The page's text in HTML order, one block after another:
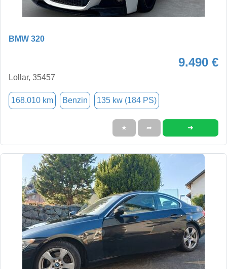
BMW 320
9.490 €
Lollar, 35457
168.010 km Benzin 135 kw (184 PS)
★ ➦ ➜